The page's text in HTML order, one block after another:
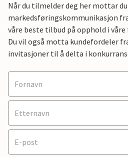
Når du tilmelder deg her mottar du
markedsføringskommunikasjon fra
våre beste tilbud på opphold i
Du vil også motta kundefordeler
invitasjoner til å delta i